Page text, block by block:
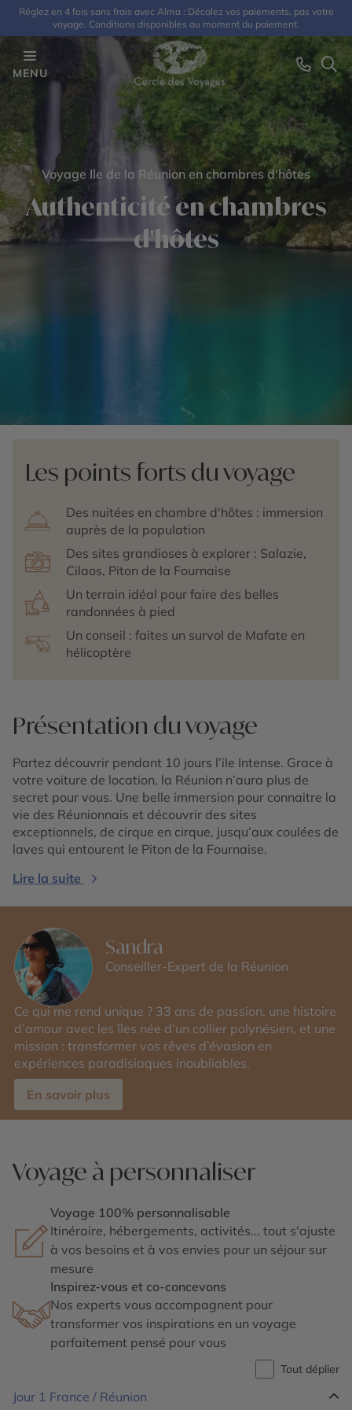
Réglez en 4 fois sans frais avec Alma : Décalez vos paiements, pas votre
voyage. Conditions disponibles au moment du paiement.
MENU
Voyage Ile de la Réunion en chambres d'hôtes
Authenticité en chambres
d'hôtes
Les points forts du voyage
Des nuitées en chambre d'hôtes : immersion
auprès de la population
Des sites grandioses à explorer : Salazie,
Cilaos, Piton de la Fournaise
Un terrain idéal pour faire des belles
randonnées à pied
Un conseil : faites un survol de Mafate en
hélicoptère
Présentation du voyage
Partez découvrir pendant 10 jours l’ile Intense. Grace à
votre voiture de location, la Réunion n’aura plus de
secret pour vous. Une belle immersion pour connaitre la
vie des Réunionnais et découvrir des sites
exceptionnels, de cirque en cirque, jusqu’aux coulées de
laves qui entourent le Piton de la Fournaise.
Lire la suite
Sandra
Conseiller-Expert de la Réunion
Ce qui me rend unique ? 33 ans de passion, une histoire
d’amour avec les îles née d’un collier polynésien, et une
mission : transformer vos rêves d’évasion en
expériences paradisiaques inoubliables.
En savoir plus
Voyage à personnaliser
Voyage 100% personnalisable
Itinéraire, hébergements, activités... tout s'ajuste
à vos besoins et à vos envies pour un séjour sur
mesure
Inspirez-vous et co-concevons
Nos experts vous accompagnent pour
transformer vos inspirations en un voyage
parfaitement pensé pour vous
Tout déplier
Jour 1 France / Réunion